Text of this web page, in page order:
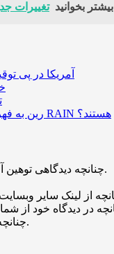
بیشتر بخوانید تغییرات
آمریکا در پی توقیف ۲۵ میلیون دلار رمزارز حاصل از
خروج
رین به فهرست رمزارزهای ترند بازار پیوست؛ چه عواملی پشت صعود قیمت RAIN هستند؟
چنانچه دیدگاهی توهین آمیز باشد و متوجه نویسندگان و سایر کاربران باشد تایید نخواهد شد.
چنانچه دیدگاهی بی ارتباط با موضوع آموزش مطرح شود تایید نخواهد شد.